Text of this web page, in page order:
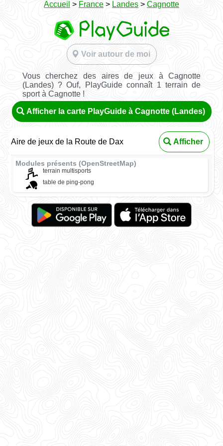
Accueil > France > Landes > Cagnotte
Voir autour de moi
Vous cherchez des aires de jeux à Cagnotte
(Landes) ? Ouf, PlayGuide connaît 1 terrain de
sport à Cagnotte !
Afficher la carte PlayGuide à Cagnotte (Landes)
Aire de jeux de la Route de Dax Afficher
Modules présents (OpenStreetMap)
terrain multisports
table de ping-pong